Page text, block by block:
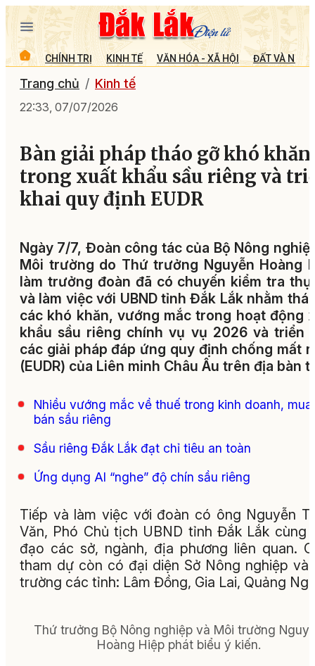
CHÍNH TRỊ KINH TẾ VĂN HÓA - XÃ HỘI ĐẤT VÀ
Trang chủ Kinh tế
22:33, 07/07/2026
Bàn giải pháp tháo gỡ khó khăn
trong xuất khẩu sầu riêng và
khai quy định EUDR
Ngày 7/7, Đoàn công tác của Bộ Nông
Môi trường do Thứ trưởng Nguyễn Hoàng
làm trưởng đoàn đã có chuyến kiểm tra
và làm việc với UBND tỉnh Đắk Lắk nhằm
các khó khăn, vướng mắc trong hoạt động
khẩu sầu riêng chính vụ vụ 2026 và triển
các giải pháp đáp ứng quy định chống mất
(EUDR) của Liên minh Châu Âu trên địa bàn
Nhiều vướng mắc về thuế trong kinh doanh, mua
bán sầu riêng
Sầu riêng Đắk Lắk đạt chỉ tiêu an toàn
Ứng dụng AI “nghe” độ chín sầu riêng
Tiếp và làm việc với đoàn có ông Nguyễn
Văn, Phó Chủ tịch UBND tỉnh Đắk Lắk cùng
đạo các sở, ngành, địa phương liên quan.
tham dự còn có đại diện Sở Nông nghiệp và
trường các tỉnh: Lâm Đồng, Gia Lai, Quảng
Thứ trưởng Bộ Nông nghiệp và Môi trường
Hoàng Hiệp phát biểu ý kiến.